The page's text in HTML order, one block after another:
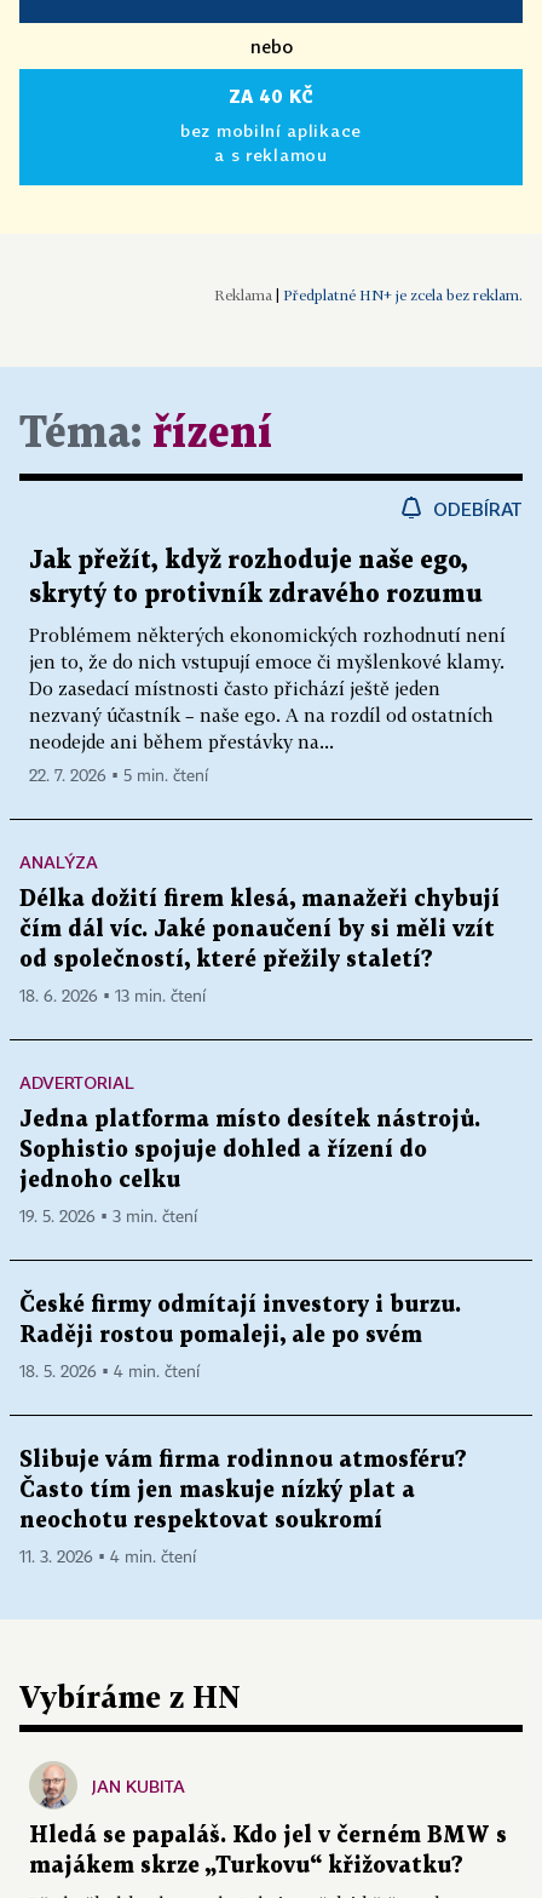
nebo
ZA 40 KČ
bez mobilní aplikace
a s reklamou
Předplatné HN+ je zcela bez reklam.
Téma: řízení
ODEBÍRAT
Jak přežít, když rozhoduje naše ego,
skrytý to protivník zdravého rozumu
Problémem některých ekonomických rozhodnutí není
jen to, že do nich vstupují emoce či myšlenkové klamy.
Do zasedací místnosti často přichází ještě jeden
nezvaný účastník – naše ego. A na rozdíl od ostatních
neodejde ani během přestávky na...
22. 7. 2026 ▪ 5 min. čtení
ANALÝZA
Délka dožití firem klesá, manažeři chybují
čím dál víc. Jaké ponaučení by si měli vzít
od společností, které přežily staletí?
18. 6. 2026 ▪ 13 min. čtení
ADVERTORIAL
Jedna platforma místo desítek nástrojů.
Sophistio spojuje dohled a řízení do
jednoho celku
19. 5. 2026 ▪ 3 min. čtení
České firmy odmítají investory i burzu.
Raději rostou pomaleji, ale po svém
18. 5. 2026 ▪ 4 min. čtení
Slibuje vám firma rodinnou atmosféru?
Často tím jen maskuje nízký plat a
neochotu respektovat soukromí
11. 3. 2026 ▪ 4 min. čtení
Vybíráme z HN
JAN KUBITA
Hledá se papaláš. Kdo jel v černém BMW s
majákem skrze „Turkovu“ křižovatku?